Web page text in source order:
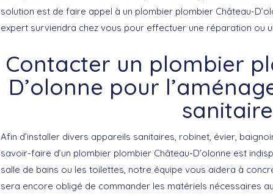
solution est de faire appel à un plombier plombier Château-
expert surviendra chez vous pour effectuer une réparation ou
Contacter un plombier
D’olonne pour
sanitaire
Afin d’installer divers appareils sanitaires, robinet, évier,
savoir-faire d’un plombier plombier Château-D’olonne est
salle de bains ou les toilettes, notre équipe vous aidera à
sera encore obligé de commander les matériels nécessaires